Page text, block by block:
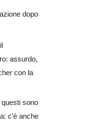
dopo
assurdo,
con la
sono
c’è anche